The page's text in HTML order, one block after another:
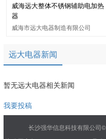
威海远大整体不锈钢辅助电加热
器
威海市远大电器制造有限公司
远大电器新闻
暂无远大电器相关新闻
我要投稿
长沙强华信息科技有限公司